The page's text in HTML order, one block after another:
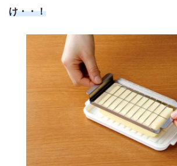
け・・！